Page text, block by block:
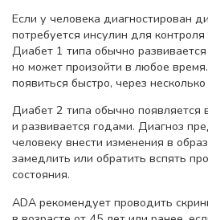
Если у человека диагностирован
потребуется инсулин для
Диабет 1 типа обычно
но может произойти в любое
появиться быстро, через
Диабет 2 типа обычно появляется
и развивается годами. Диагноз
человеку внести изменения в
замедлить или обратить вспять
состояния.
ADA рекомендует проводить